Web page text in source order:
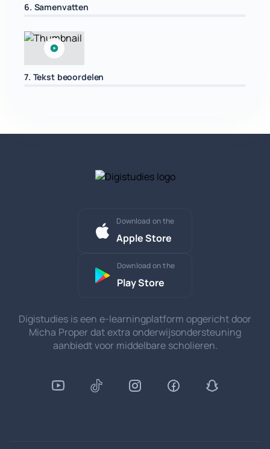
6. Samenvatten
7. Tekst beoordelen
Download on the
Apple Store
Download on the
Play Store
Digistudies is een e-learningplatform opgericht door
Micha Proper dat extra onderwijsondersteuning
aanbiedt voor middelbare scholieren.